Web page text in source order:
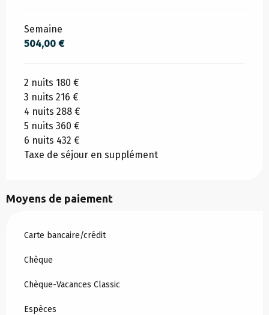
Semaine
504,00 €
2 nuits 180 €
3 nuits 216 €
4 nuits 288 €
5 nuits 360 €
6 nuits 432 €
Taxe de séjour en supplément
Moyens de paiement
Carte bancaire/crédit
Chèque
Chèque-Vacances Classic
Espèces